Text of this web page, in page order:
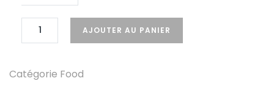
AJOUTER AU PANIER
Catégorie Food